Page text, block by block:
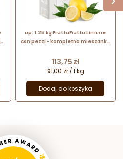
op. 1.25 kg FruttaFrutta Limone
con pezzi - kompletna mieszanka
kawałkami owoców - nr. kat. 11606
Babbi
Cena
113,75 zł
91,00 zł / 1 kg
Dodaj do koszyka